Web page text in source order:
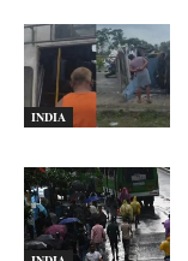
INDIA